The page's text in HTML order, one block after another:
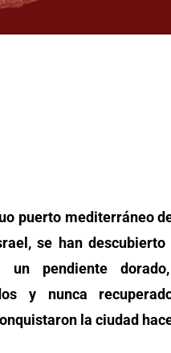
puerto mediterráneo
se han descubierto
pendiente dorado,
y nunca
la ciudad